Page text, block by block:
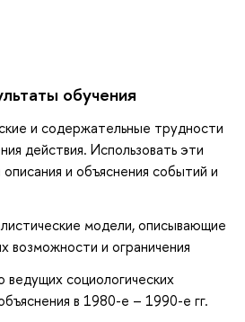
обучения
и содержательные трудности
действия. Использовать эти
описания и объяснения событий и
модели, описывающие
возможности и ограничения
социологических
в 1980-е – 1990-е гг.